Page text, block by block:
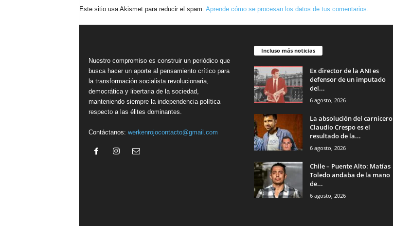
Este sitio usa Akismet para reducir el spam. Aprende cómo se procesan los datos de tus comentarios.
Nuestro compromiso es construir un periódico que
busca hacer un aporte al pensamiento crítico para
la transformación socialista revolucionaria,
democrática y libertaria de la sociedad,
manteniendo siempre la independencia política
respecto a las élites dominantes.
Contáctanos: werkenrojocontacto@gmail.com
Incluso más noticias
Ex director de la ANI es
defensor de un imputado
del...
6 agosto, 2026
La absolución del carnicero
Claudio Crespo es el
resultado de la...
6 agosto, 2026
Chile – Puente Alto: Matías
Toledo andaba de la mano
de...
6 agosto, 2026